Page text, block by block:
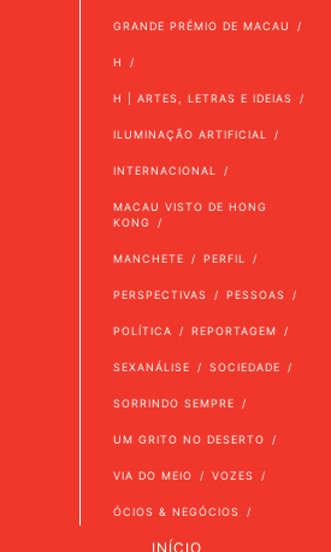
GRANDE PRÉMIO DE MACAU
H
H | ARTES, LETRAS E IDEIAS
ILUMINAÇÃO ARTIFICIAL
INTERNACIONAL
MACAU VISTO DE HONG
KONG
MANCHETE PERFIL
PERSPECTIVAS PESSOAS
POLÍTICA REPORTAGEM
SEXANÁLISE SOCIEDADE
SORRINDO SEMPRE
UM GRITO NO DESERTO
VIA DO MEIO VOZES
ÓCIOS & NEGÓCIOS
INÍCIO